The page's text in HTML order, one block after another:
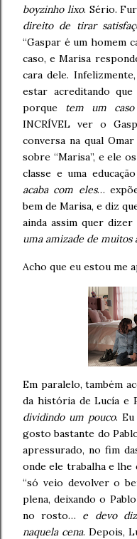
boyzinho lixo. Sério.
direito de tirar
“Gaspar é um homem
caso, e Marisa
cara dele.
estar acreditando
porque tem um
INCRÍVEL ver o
conversa na qual
sobre “Marisa”, e ele
classe e uma
acaba com eles…
bem de Marisa, e diz
ainda assim quer dizer
uma amizade de muitos
Acho que eu estou me
Em paralelo, também
da história de Lucía e
dividindo um pouco.
gosto bastante do
apressurado, no fim
onde ele trabalha e lhe
“só veio devolver o
plena, deixando o
no rosto… e devo
naquela cena. Depois,